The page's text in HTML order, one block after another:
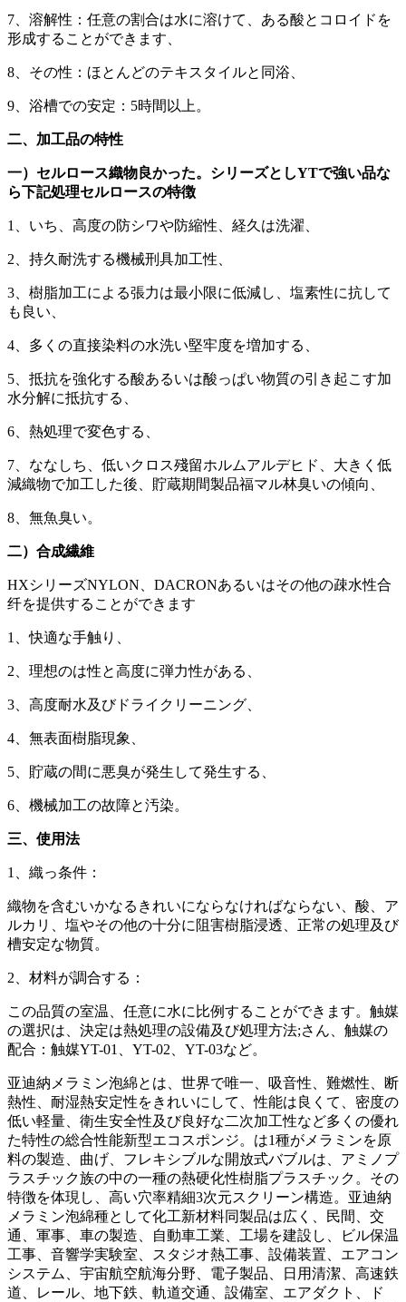
7、溶解性：任意の割合は水に溶けて、ある酸とコロイドを
形成することができます、
8、その性：ほとんどのテキスタイルと同浴、
9、浴槽での安定：5時間以上。
二、加工品の特性
一）セルロース織物良かった。シリーズとしYTで強い品な
ら下記処理セルロースの特徴
1、いち、高度の防シワや防縮性、経久は洗濯、
2、持久耐洗する機械刑具加工性、
3、樹脂加工による張力は最小限に低減し、塩素性に抗して
も良い、
4、多くの直接染料の水洗い堅牢度を増加する、
5、抵抗を強化する酸あるいは酸っぱい物質の引き起こす加
水分解に抵抗する、
6、熱処理で変色する、
7、ななしち、低いクロス殘留ホルムアルデヒド、大きく低
減織物で加工した後、貯蔵期間製品福マル林臭いの傾向、
8、無魚臭い。
二）合成繊維
HXシリーズNYLON、DACRONあるいはその他の疎水性合
纤を提供することができます
1、快適な手触り、
2、理想のは性と高度に弾力性がある、
3、高度耐水及びドライクリーニング、
4、無表面樹脂現象、
5、貯蔵の間に悪臭が発生して発生する、
6、機械加工の故障と汚染。
三、使用法
1、織っ条件：
織物を含むいかなるきれいにならなければならない、酸、ア
ルカリ、塩やその他の十分に阻害樹脂浸透、正常の処理及び
槽安定な物質。
2、材料が調合する：
この品質の室温、任意に水に比例することができます。触媒
の選択は、決定は熱処理の設備及び処理方法;さん、触媒の
配合：触媒YT-01、YT-02、YT-03など。
亚迪納メラミン泡綿とは、世界で唯一、吸音性、難燃性、断
熱性、耐湿熱安定性をきれいにして、性能は良くて、密度の
低い軽量、衛生安全性及び良好な二次加工性など多くの優れ
た特性の総合性能新型エコスポンジ。は1種がメラミンを原
料の製造、曲げ、フレキシブルな開放式バブルは、アミノプ
ラスチック族の中の一種の熱硬化性樹脂プラスチック。その
特徴を体現し、高い穴率精細3次元スクリーン構造。亚迪納
メラミン泡綿種として化工新材料同製品は広く、民間、交
通、軍事、車の製造、自動車工業、工場を建設し、ビル保温
工事、音響学実験室、スタジオ熱工事、設備装置、エアコン
システム、宇宙航空航海分野、電子製品、日用清潔、高速鉄
道、レール、地下鉄、軌道交通、設備室、エアダクト、ド